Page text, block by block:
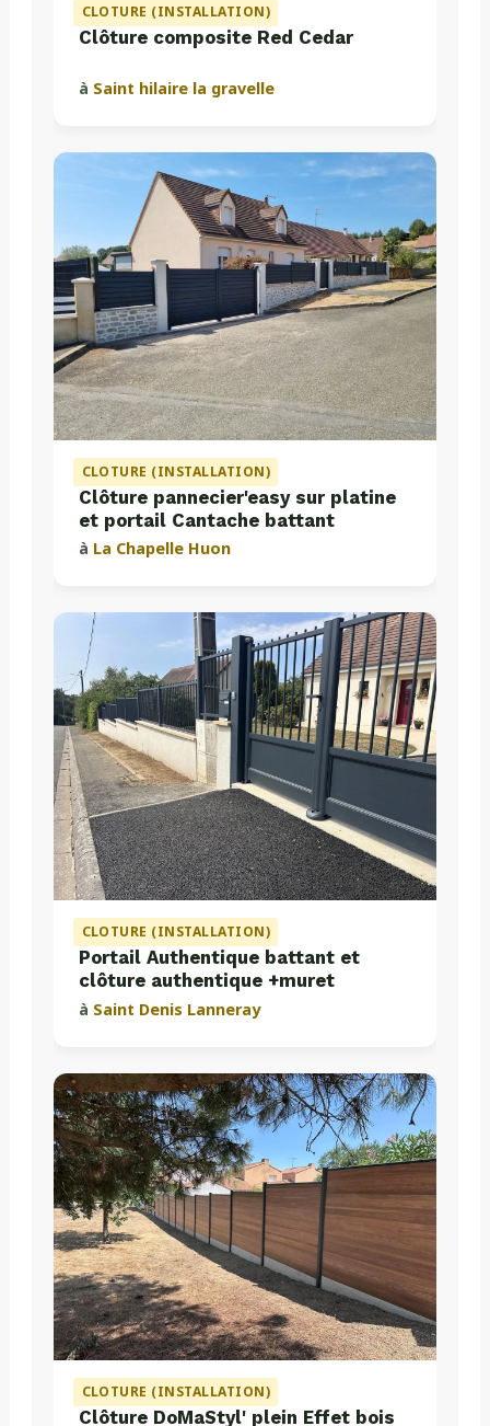
CLOTURE (INSTALLATION)
Clôture composite Red Cedar
à Saint hilaire la gravelle
CLOTURE (INSTALLATION)
Clôture pannecier'easy sur platine
et portail Cantache battant
à La Chapelle Huon
CLOTURE (INSTALLATION)
Portail Authentique battant et
clôture authentique +muret
à Saint Denis Lanneray
CLOTURE (INSTALLATION)
Clôture DoMaStyl' plein Effet bois